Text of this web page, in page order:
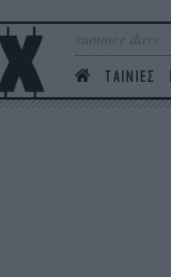
summer days
ΤΑΙΝΙΕΣ